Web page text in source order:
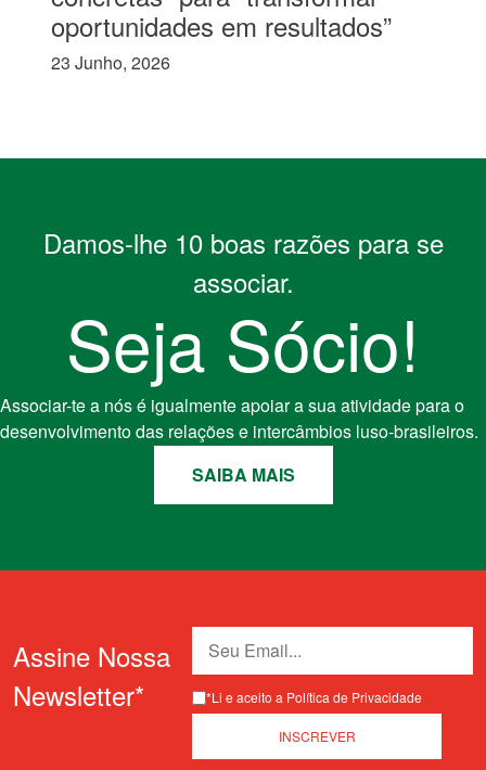
oportunidades em resultados”
23 Junho, 2026
Damos-lhe 10 boas razões para se
associar.
Seja Sócio!
Associar-te a nós é igualmente apoiar a sua atividade para o
desenvolvimento das relações e intercâmbios luso-brasileiros.
SAIBA MAIS
Assine Nossa
Newsletter*
*Li e aceito a Política de Privacidade